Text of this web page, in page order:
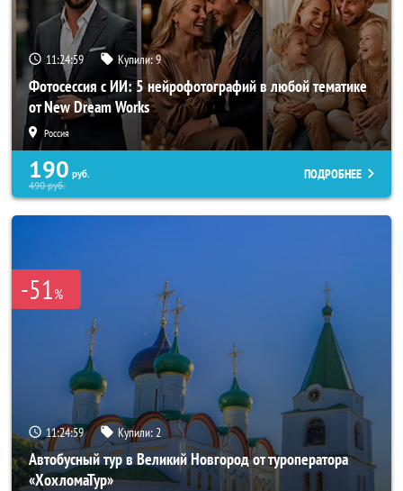
11:24:56 Купили:9
Фотосессия с ИИ: 5 нейрофотографий в любой тематике
от New Dream Works
Россия
190 руб.
490руб.
ПОДРОБНЕЕ
-51%
11:24:56 Купили: 2
Автобусный тур в Великий Новгород от туроператора
«ХохломаТур»